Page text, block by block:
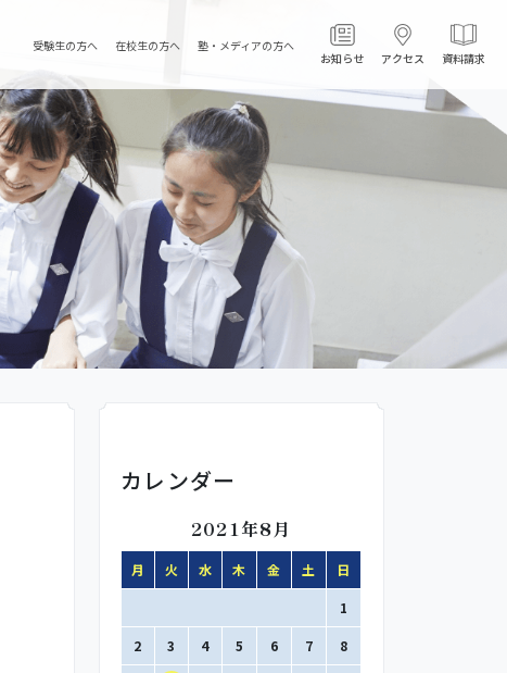
お知らせ アクセス 資料請求
受験生の方へ 在校生の方へ 塾・メディアの方へ
カレンダー
2021年8月
月 火 水 木 金 土 日
1
2 3 4 5 6 7 8